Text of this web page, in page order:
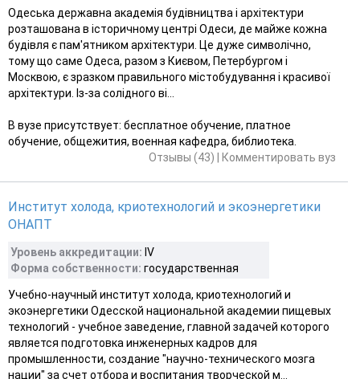
Одеська державна академія будівництва і архітектури
розташована в історичному центрі Одеси, де майже кожна
будівля є пам'ятником архітектури. Це дуже символічно,
тому що саме Одеса, разом з Києвом, Петербургом і
Москвою, є зразком правильного містобудування і красивої
архітектури. Із-за солідного ві...
В вузе присутствует: бесплатное обучение, платное
обучение, общежития, военная кафедра, библиотека.
Отзывы (43)
Комментировать вуз
Институт холода, криотехнологий и экоэнергетики
ОНАПТ
Уровень аккредитации: IV
Форма собственности: государственная
Учебно-научный институт холода, криотехнологий и
экоэнергетики Одесской национальной академии пищевых
технологий - учебное заведение, главной задачей которого
является подготовка инженерных кадров для
промышленности, создание "научно-технического мозга
нации" за счет отбора и воспитания творческой м...